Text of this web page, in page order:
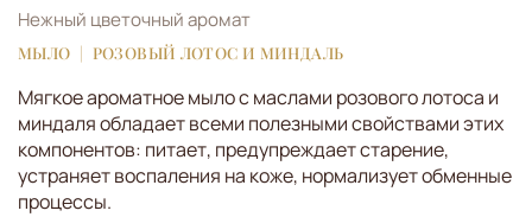
Нежный цветочный аромат
МЫЛО РОЗОВЫЙ ЛОТОС И МИНДАЛЬ
Мягкое ароматное мыло с маслами розового лотоса и
миндаля обладает всеми полезными свойствами этих
компонентов: питает, предупреждает старение,
устраняет воспаления на коже, нормализует обменные
процессы.